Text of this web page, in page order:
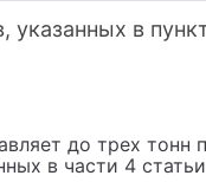
в
до трех тонн
в части 4